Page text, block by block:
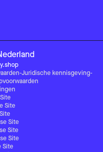
-Juridische kennisgeving-
Site
Site
Site
Site
Site